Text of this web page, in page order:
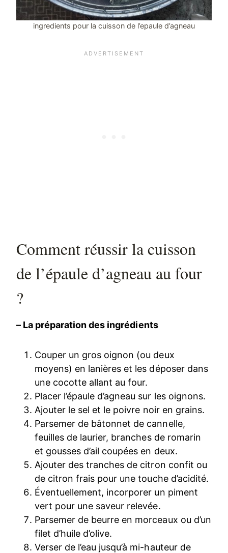
ingredients pour la cuisson de l’epaule d’agneau
Comment réussir la cuisson
de l’épaule d’agneau au four
?
– La préparation des ingrédients
Couper un gros oignon (ou deux
moyens) en lanières et les déposer dans
une cocotte allant au four.
Placer l’épaule d’agneau sur les oignons.
Ajouter le sel et le poivre noir en grains.
Parsemer de bâtonnet de cannelle,
feuilles de laurier, branches de romarin
et gousses d’ail coupées en deux.
Ajouter des tranches de citron confit ou
de citron frais pour une touche d’acidité.
Éventuellement, incorporer un piment
vert pour une saveur relevée.
Parsemer de beurre en morceaux ou d’un
filet d’huile d’olive.
Verser de l’eau jusqu’à mi-hauteur de